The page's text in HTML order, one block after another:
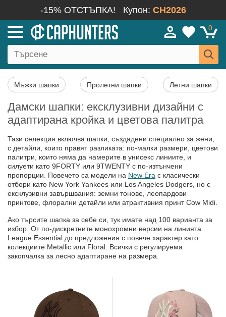
-15% ОТСТЪПКА! Купон: CH2026
0
Мъжки шапки Пролетни шапки Летни шапки
Дамски шапки: ексклузивни дизайни с
адаптирана кройка и цветова палитра
Тази селекция включва шапки, създадени специално за жени,
с детайли, които правят разликата: по-малки размери, цветови
палитри, които няма да намерите в унисекс линиите, и
силуети като 9FORTY или 9TWENTY с по-изтънчени
пропорции. Повечето са модели на New Era с класически
отбори като New York Yankees или Los Angeles Dodgers, но с
ексклузивни завършвания: земни тонове, леопардови
принтове, флорални детайли или атрактивния принт Cow Midi.
Ако търсите шапка за себе си, тук имате над 100 варианта за
избор. От по-дискретните монохромни версии на линията
League Essential до предложения с повече характер като
колекциите Metallic или Floral. Всички с регулируема
закопчалка за лесно адаптиране на размера.